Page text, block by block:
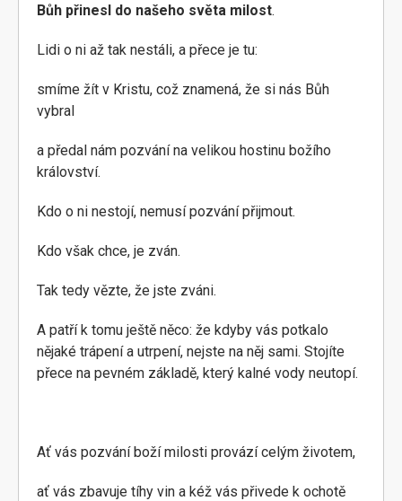
Bůh přinesl do našeho světa milost.
Lidi o ni až tak nestáli, a přece je tu:
smíme žít v Kristu, což znamená, že si nás Bůh
vybral
a předal nám pozvání na velikou hostinu božího
království.
Kdo o ni nestojí, nemusí pozvání přijmout.
Kdo však chce, je zván.
Tak tedy vězte, že jste zváni.
A patří k tomu ještě něco: že kdyby vás potkalo
nějaké trápení a utrpení, nejste na něj sami. Stojíte
přece na pevném základě, který kalné vody neutopí.
Ať vás pozvání boží milosti provází celým životem,
ať vás zbavuje tíhy vin a kéž vás přivede k ochotě